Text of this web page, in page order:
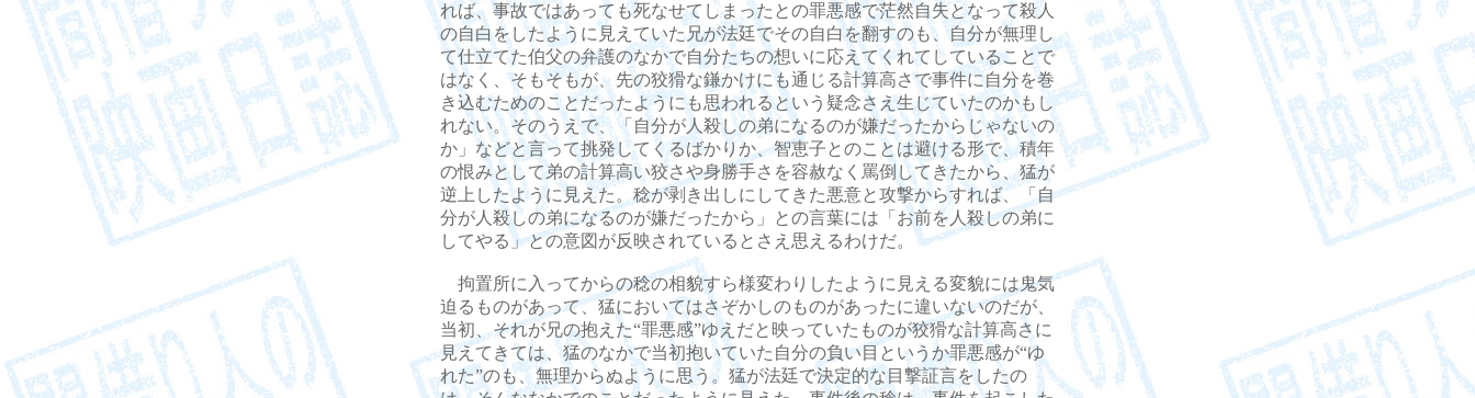
れば、事故ではあっても死なせてしまったとの罪悪感で茫然自失となって殺人
の自白をしたように見えていた兄が法廷でその自白を翻すのも、自分が無理し
て仕立てた伯父の弁護のなかで自分たちの想いに応えてくれてしていることで
はなく、そもそもが、先の狡猾な鎌かけにも通じる計算高さで事件に自分を巻
き込むためのことだったようにも思われるという疑念さえ生じていたのかもし
れない。そのうえで、「自分が人殺しの弟になるのが嫌だったからじゃないの
か」などと言って挑発してくるばかりか、智恵子とのことは避ける形で、積年
の恨みとして弟の計算高い狡さや身勝手さを容赦なく罵倒してきたから、猛が
逆上したように見えた。稔が剥き出しにしてきた悪意と攻撃からすれば、「自
分が人殺しの弟になるのが嫌だったから」との言葉には「お前を人殺しの弟に
してやる」との意図が反映されているとさえ思えるわけだ。
拘置所に入ってからの稔の相貌すら様変わりしたように見える変貌には鬼気
迫るものがあって、猛においてはさぞかしのものがあったに違いないのだが、
当初、それが兄の抱えた“罪悪感”ゆえだと映っていたものが狡猾な計算高さに
見えてきては、猛のなかで当初抱いていた自分の負い目というか罪悪感が“ゆ
れた”のも、無理からぬように思う。猛が法廷で決定的な目撃証言をしたの